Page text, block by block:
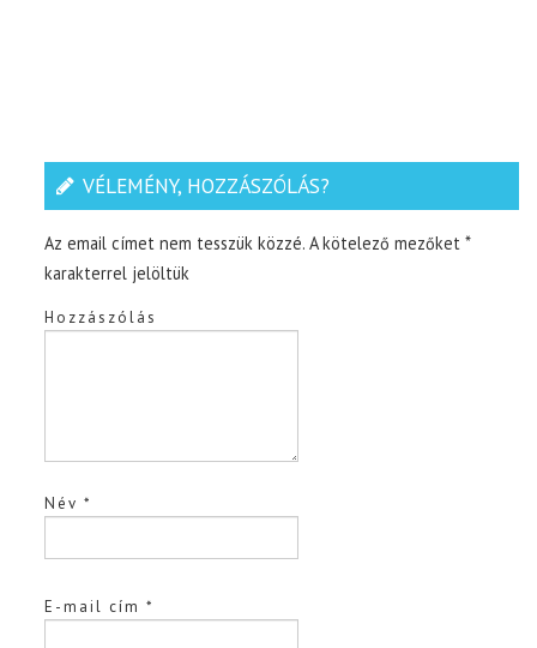
VÉLEMÉNY, HOZZÁSZÓLÁS?
Az email címet nem tesszük közzé. A kötelező mezőket*
karakterrel jelöltük
Hozzászólás
Név*
E-mail cím*